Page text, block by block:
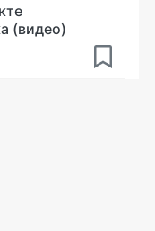
(видео)